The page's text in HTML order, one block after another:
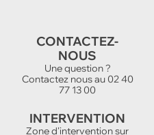
CONTACTEZ-
NOUS
Une question ?
Contactez nous au 02 40
77 13 00
INTERVENTION
Zone d'intervention sur